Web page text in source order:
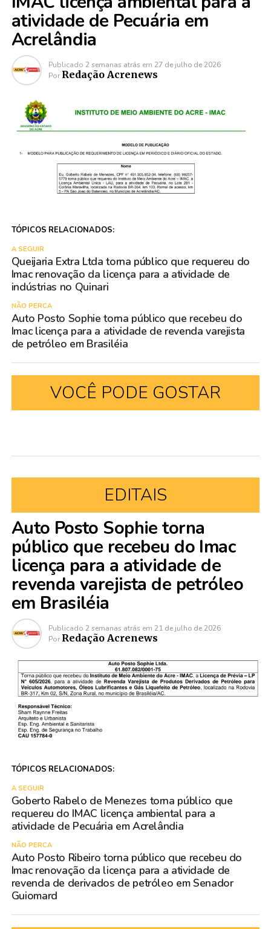
atividade de Pecuária em
Acrelândia
Publicado 2 semanas atrás em 27 de julho de 2026
Por Redação Acrenews
TÓPICOS RELACIONADOS:
A SEGUIR
Queijaria Extra Ltda torna público que requereu do
Imac renovação da licença para a atividade de
indústrias no Quinari
NÃO PERCA
Auto Posto Sophie torna público que recebeu do
Imac licença para a atividade de revenda varejista
de petróleo em Brasiléia
VOCÊ PODE GOSTAR
EDITAIS
Auto Posto Sophie torna
público que recebeu do Imac
licença para a atividade de
revenda varejista de petróleo
em Brasiléia
Publicado 2 semanas atrás em 21 de julho de 2026
Por Redação Acrenews
TÓPICOS RELACIONADOS:
A SEGUIR
Goberto Rabelo de Menezes torna público que
requereu do IMAC licença ambiental para a
atividade de Pecuária em Acrelândia
NÃO PERCA
Auto Posto Ribeiro torna público que recebeu do
Imac renovação da licença para a atividade de
revenda de derivados de petróleo em Senador
Guiomard